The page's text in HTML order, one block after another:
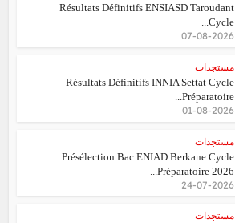
Résultats Définitifs ENSIASD Taroudant
Cycle...
07-08-2026
مستجدات
Résultats Définitifs INNIA Settat Cycle
Préparatoire...
01-08-2026
مستجدات
Présélection Bac ENIAD Berkane Cycle
Préparatoire 2026...
24-07-2026
مستجدات